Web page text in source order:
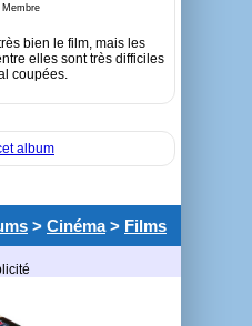
bien le film, mais les
elles sont très difficiles
coupées.
album
> Cinéma> Films